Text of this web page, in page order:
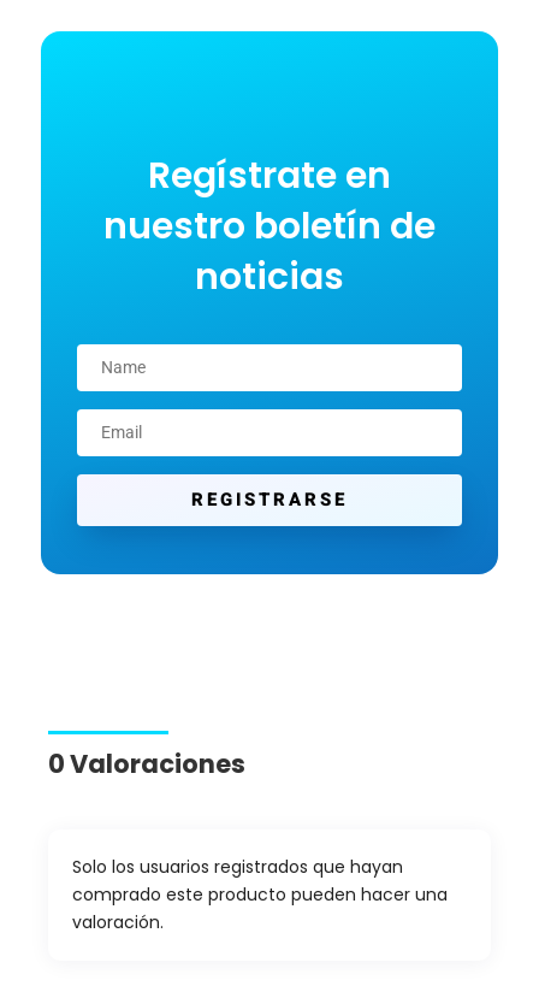
Regístrate en
nuestro boletín de
noticias
REGISTRARSE
0 Valoraciones
Solo los usuarios registrados que hayan
comprado este producto pueden hacer una
valoración.